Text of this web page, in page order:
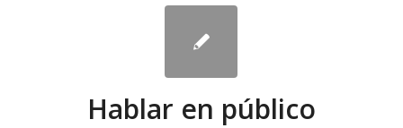
Hablar en público